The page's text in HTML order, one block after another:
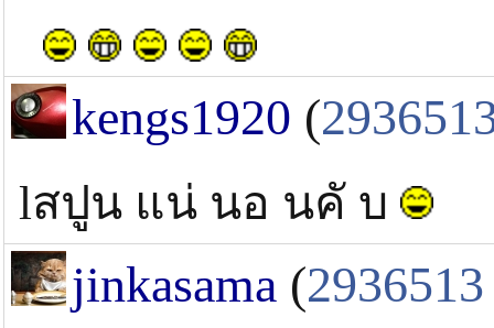
kengs1920 (
lสปูน แน่ นอ นคั บ
jinkasama (2936513